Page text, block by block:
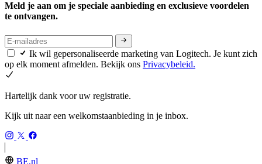
Meld je aan om je speciale aanbieding en exclusieve voordelen
te ontvangen.
Ik wil gepersonaliseerde marketing van Logitech. Je kunt zich
op elk moment afmelden. Bekijk ons Privacybeleid.
Hartelijk dank voor uw registratie.
Kijk uit naar een welkomstaanbieding in je inbox.
BE,nl